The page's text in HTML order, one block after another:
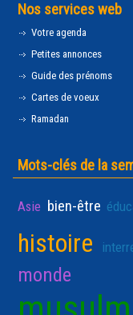
Nos services web
Votre agenda
Petites annonces
Guide des prénoms
Cartes de voeux
Ramadan
Mots-clés de la
Asie bien-être
histoire
monde